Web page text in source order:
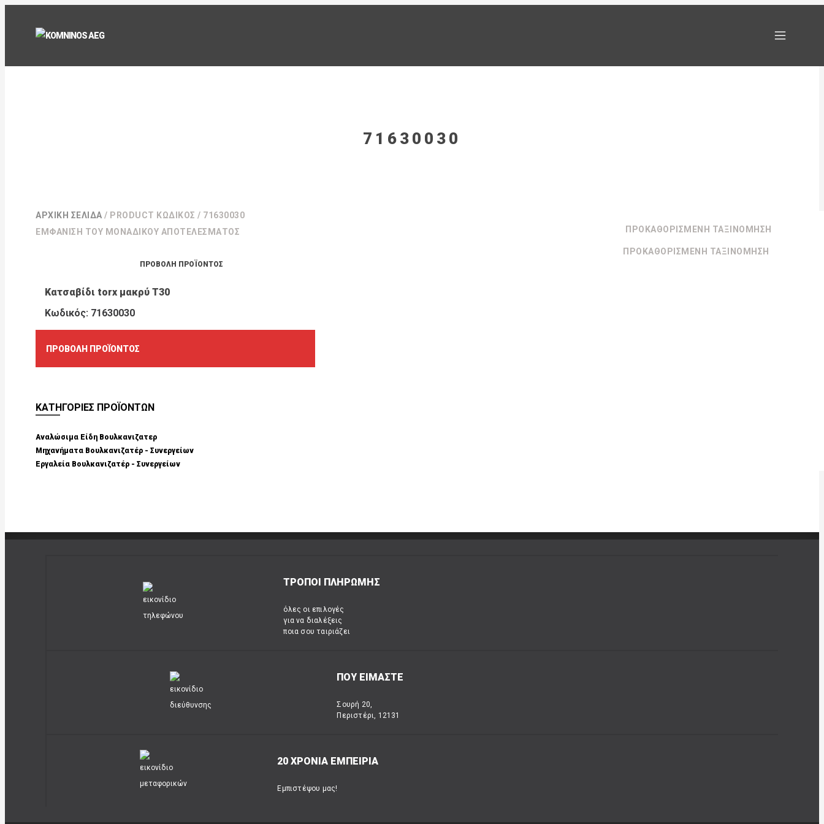
71630030
ΑΡΧΙΚΉ ΣΕΛΊΔΑ / PRODUCT ΚΩΔΙΚΌΣ / 71630030
ΕΜΦΆΝΙΣΗ ΤΟΥ ΜΟΝΑΔΙΚΟΎ ΑΠΟΤΕΛΈΣΜΑΤΟΣ
ΠΡΟΚΑΘΟΡΙΣΜΈΝΗ ΤΑΞΙΝΌΜΗΣΗ
Κατσαβίδι torx μακρύ T30
ΠΡΟΒΟΛΉ ΠΡΟΪΌΝΤΟΣ
Κωδικός: 71630030
ΠΡΟΒΟΛΉ ΠΡΟΪΌΝΤΟΣ
ΚΑΤΗΓΟΡΙΕΣ ΠΡΟΪΟΝΤΩΝ
Αναλώσιμα Είδη Βουλκανιζατερ
Μηχανήματα Βουλκανιζατέρ - Συνεργείων
Εργαλεία Βουλκανιζατέρ - Συνεργείων
ΤΡΟΠΟΙ ΠΛΗΡΩΜΗΣ
όλες οι επιλογές
για να διαλέξεις
ποια σου ταιριάζει
ΠΟΥ ΕΙΜΑΣΤΕ
Σουρή 20,
Περιστέρι, 12131
20 ΧΡΟΝΙΑ ΕΜΠΕΙΡΙΑ
Εμπιστέψου μας!